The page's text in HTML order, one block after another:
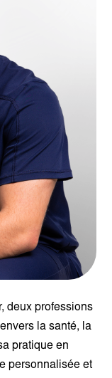
deux professions
la santé, la
pratique en
personnalisée et